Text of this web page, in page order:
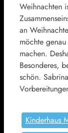
Weihnachten
an
möchte
machen.
Besonderes,
schön.
Kinderhaus